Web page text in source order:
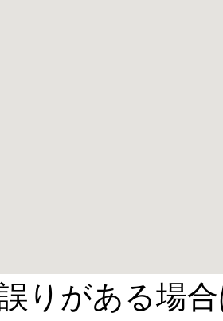
りがある場